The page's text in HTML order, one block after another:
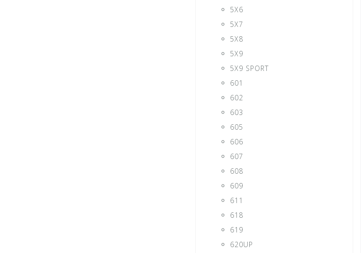
5X6
5X7
5X8
5X9
5X9 SPORT
601
602
603
605
606
607
608
609
611
618
619
620UP